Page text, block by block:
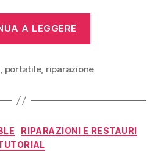
A LEGGERE
(backlit,
portatile, riparazione
Categorie
RIPARAZIONI E RESTAURI